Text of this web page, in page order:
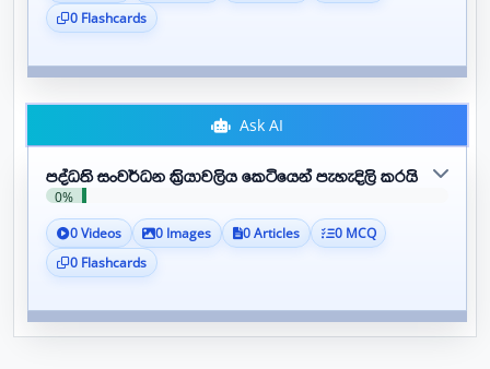
0 Flashcards
Ask AI
පද්ධති සංවර්ධන ක්‍රියාවලිය කෙටියෙන් පැහැදිලි කරයි
0%
0 Videos 0 Images 0 Articles
0 MCQ
0 Flashcards